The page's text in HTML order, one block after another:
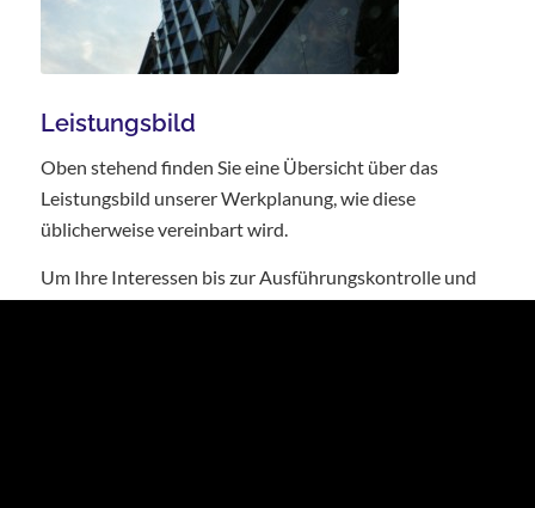
Leistungsbild
Oben stehend finden Sie eine Übersicht über das
Leistungsbild unserer Werkplanung, wie diese
üblicherweise vereinbart wird.
Um Ihre Interessen bis zur Ausführungskontrolle und
Endabnahme hin durchsetzen zu können ist eine